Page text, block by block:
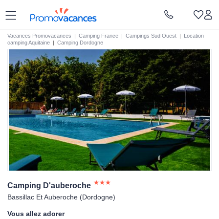
Vacances Promovacances | Camping France | Campings Sud Ouest | Location
camping Aquitaine | Camping Dordogne
Camping D'auberoche
Bassillac Et Auberoche (Dordogne)
Vous allez adorer